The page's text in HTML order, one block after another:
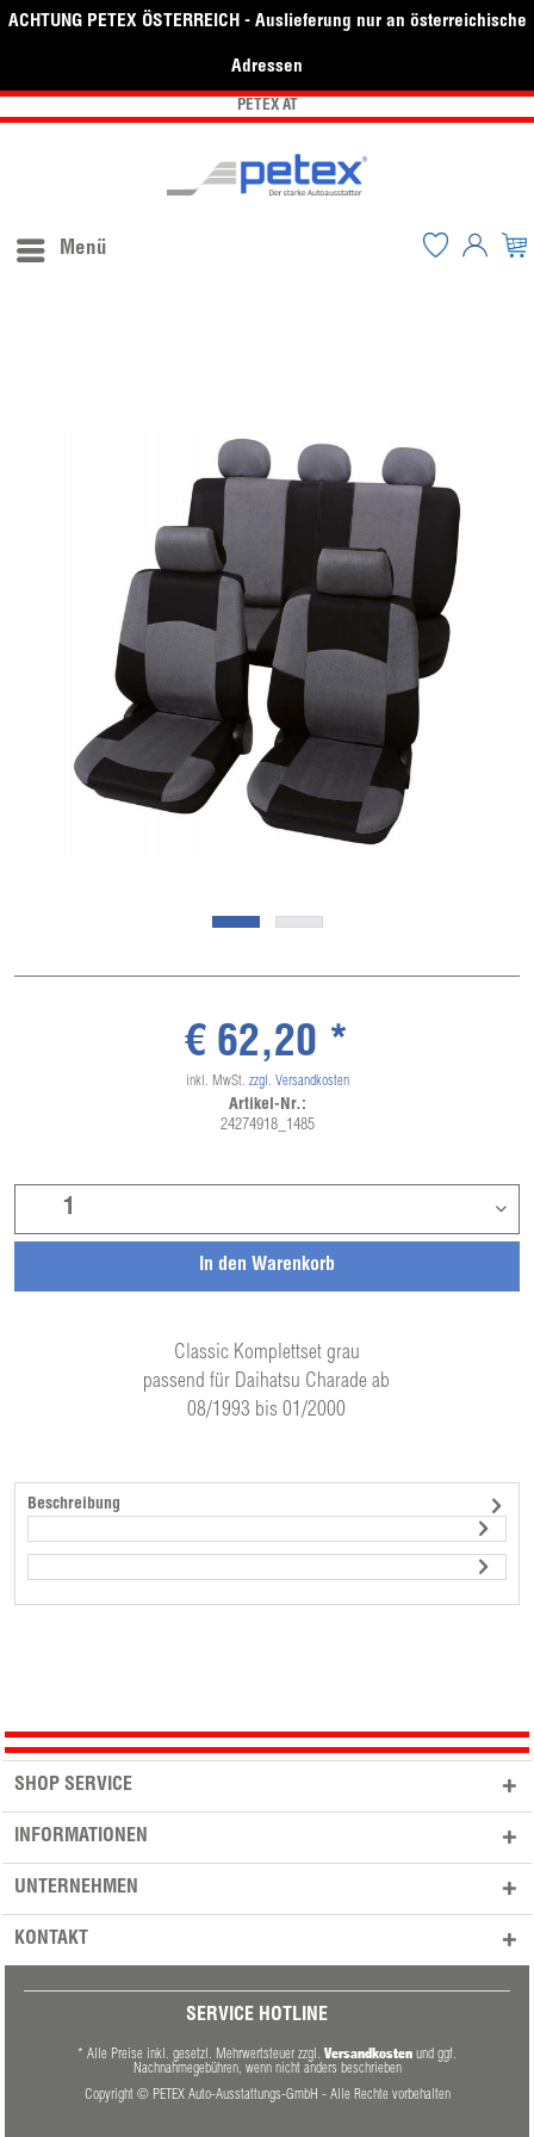
ACHTUNG PETEX ÖSTERREICH - Auslieferung nur an österreichische
Adressen
PETEX AT
Menü
Classic Komplettset grau
passend für Daihatsu Charade ab
08/1993 bis 01/2000
In den Warenkorb
€ 62,20 *
inkl. MwSt. zzgl. Versandkosten
Artikel-Nr.:
24274918_1485
Beschreibung
SHOP SERVICE
INFORMATIONEN
UNTERNEHMEN
KONTAKT
SERVICE HOTLINE
* Alle Preise inkl. gesetzl. Mehrwertsteuer zzgl. Versandkosten und ggf.
Nachnahmegebühren, wenn nicht anders beschrieben
Copyright © PETEX Auto-Ausstattungs-GmbH - Alle Rechte vorbehalten